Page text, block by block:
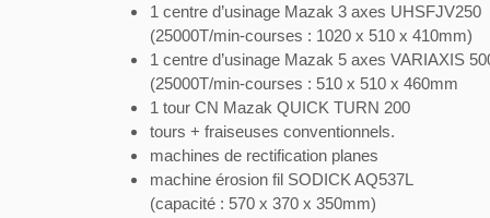
1 centre d’usinage Mazak 3 axes UHSFJV250
(25000T/min-courses : 1020 x 510 x 410mm)
1 centre d’usinage Mazak 5 axes VARIAXIS
(25000T/min-courses : 510 x 510 x 460mm
1 tour CN Mazak QUICK TURN 200
tours + fraiseuses conventionnels.
machines de rectification planes
machine érosion fil SODICK AQ537L
(capacité : 570 x 370 x 350mm)